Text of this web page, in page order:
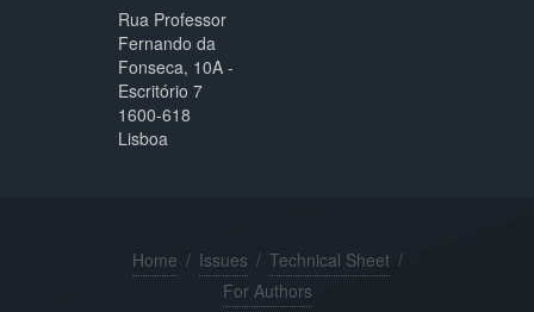
Rua Professor
Fernando da
Fonseca, 10A -
Escritório 7
1600-618
Lisboa
Home / Issues / Technical Sheet /
For Authors